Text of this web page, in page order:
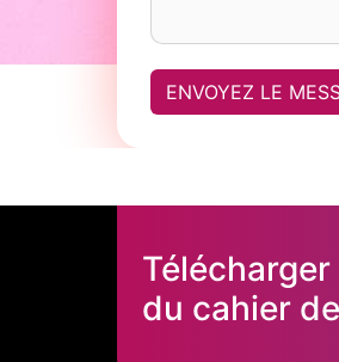
ENVOYEZ LE
du cahier